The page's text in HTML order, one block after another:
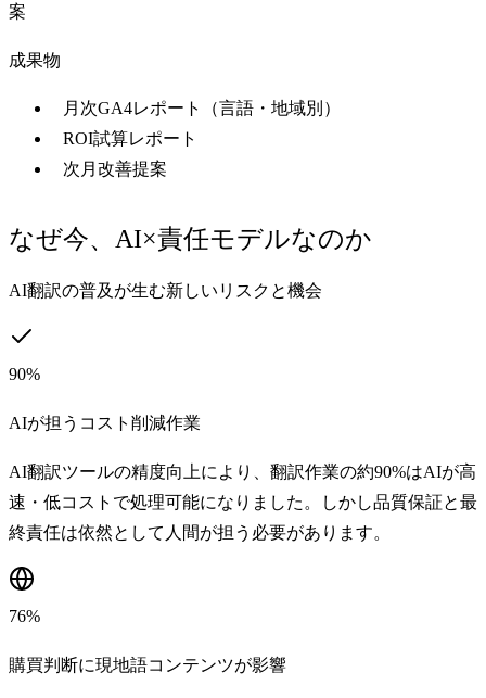
案
成果物
月次GA4レポート（言語・地域別）
ROI試算レポート
次月改善提案
なぜ今、AI×責任モデルなのか
AI翻訳の普及が生む新しいリスクと機会
90%
AIが担うコスト削減作業
AI翻訳ツールの精度向上により、翻訳作業の約90%はAIが高
速・低コストで処理可能になりました。しかし品質保証と最
終責任は依然として人間が担う必要があります。
76%
購買判断に現地語コンテンツが影響